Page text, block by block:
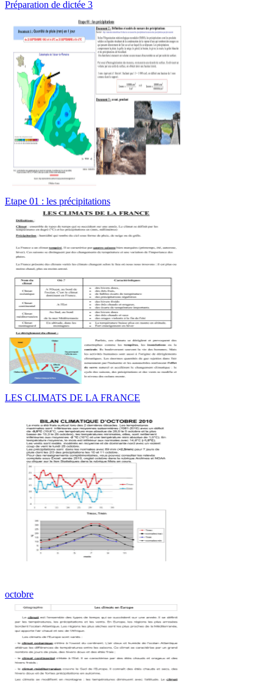
Préparation de dictée 3
Etape 01 : les précipitations
LES CLIMATS DE LA FRANCE
octobre